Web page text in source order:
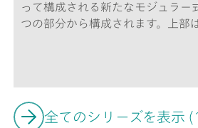
って構成される新たなモジュラー
つの部分から構成されます。上部
可能です。追加キャビネットは、
蔵式 (非接触式) レベル検出を有
グレーションすることができま
全てのシリーズを表示